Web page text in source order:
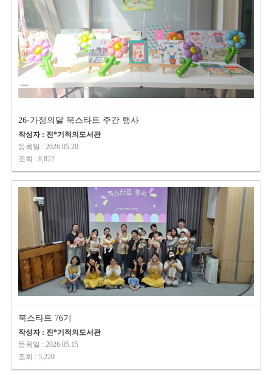
26-가정의달 북스타트 주간 행사
작성자 : 진*기적의도서관
등록일 : 2026.05.20
조회 : 8,822
북스타트 76기
작성자 : 진*기적의도서관
등록일 : 2026.05.15
조회 : 5,220